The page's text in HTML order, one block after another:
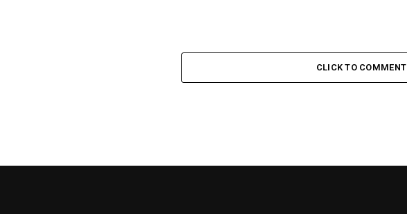
CLICK TO COMMENT